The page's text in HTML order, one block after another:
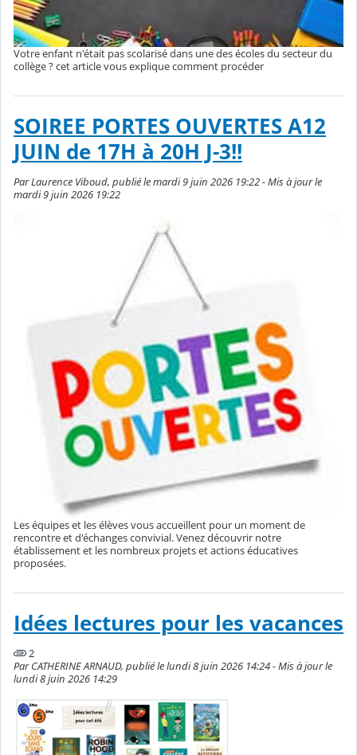
Votre enfant n'était pas scolarisé dans une des écoles du secteur du
collège ? cet article vous explique comment procéder
SOIREE PORTES OUVERTES A12
JUIN de 17H à 20H J-3!!
Par Laurence Viboud, publié le mardi 9 juin 2026 19:22 - Mis à jour le
mardi 9 juin 2026 19:22
Les équipes et les élèves vous accueillent pour un moment de
rencontre et d'échanges convivial. Venez découvrir notre
établissement et les nombreux projets et actions éducatives
proposées.
Idées lectures pour les vacances
2
Par CATHERINE ARNAUD, publié le lundi 8 juin 2026 14:24 - Mis à jour le
lundi 8 juin 2026 14:29